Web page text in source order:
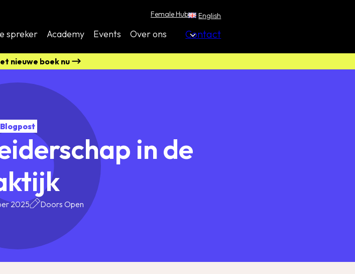
Female Hub English
spreker Academy Events Over ons Contact
nieuwe boek nu
Blogpost
in de
2025 Doors Open